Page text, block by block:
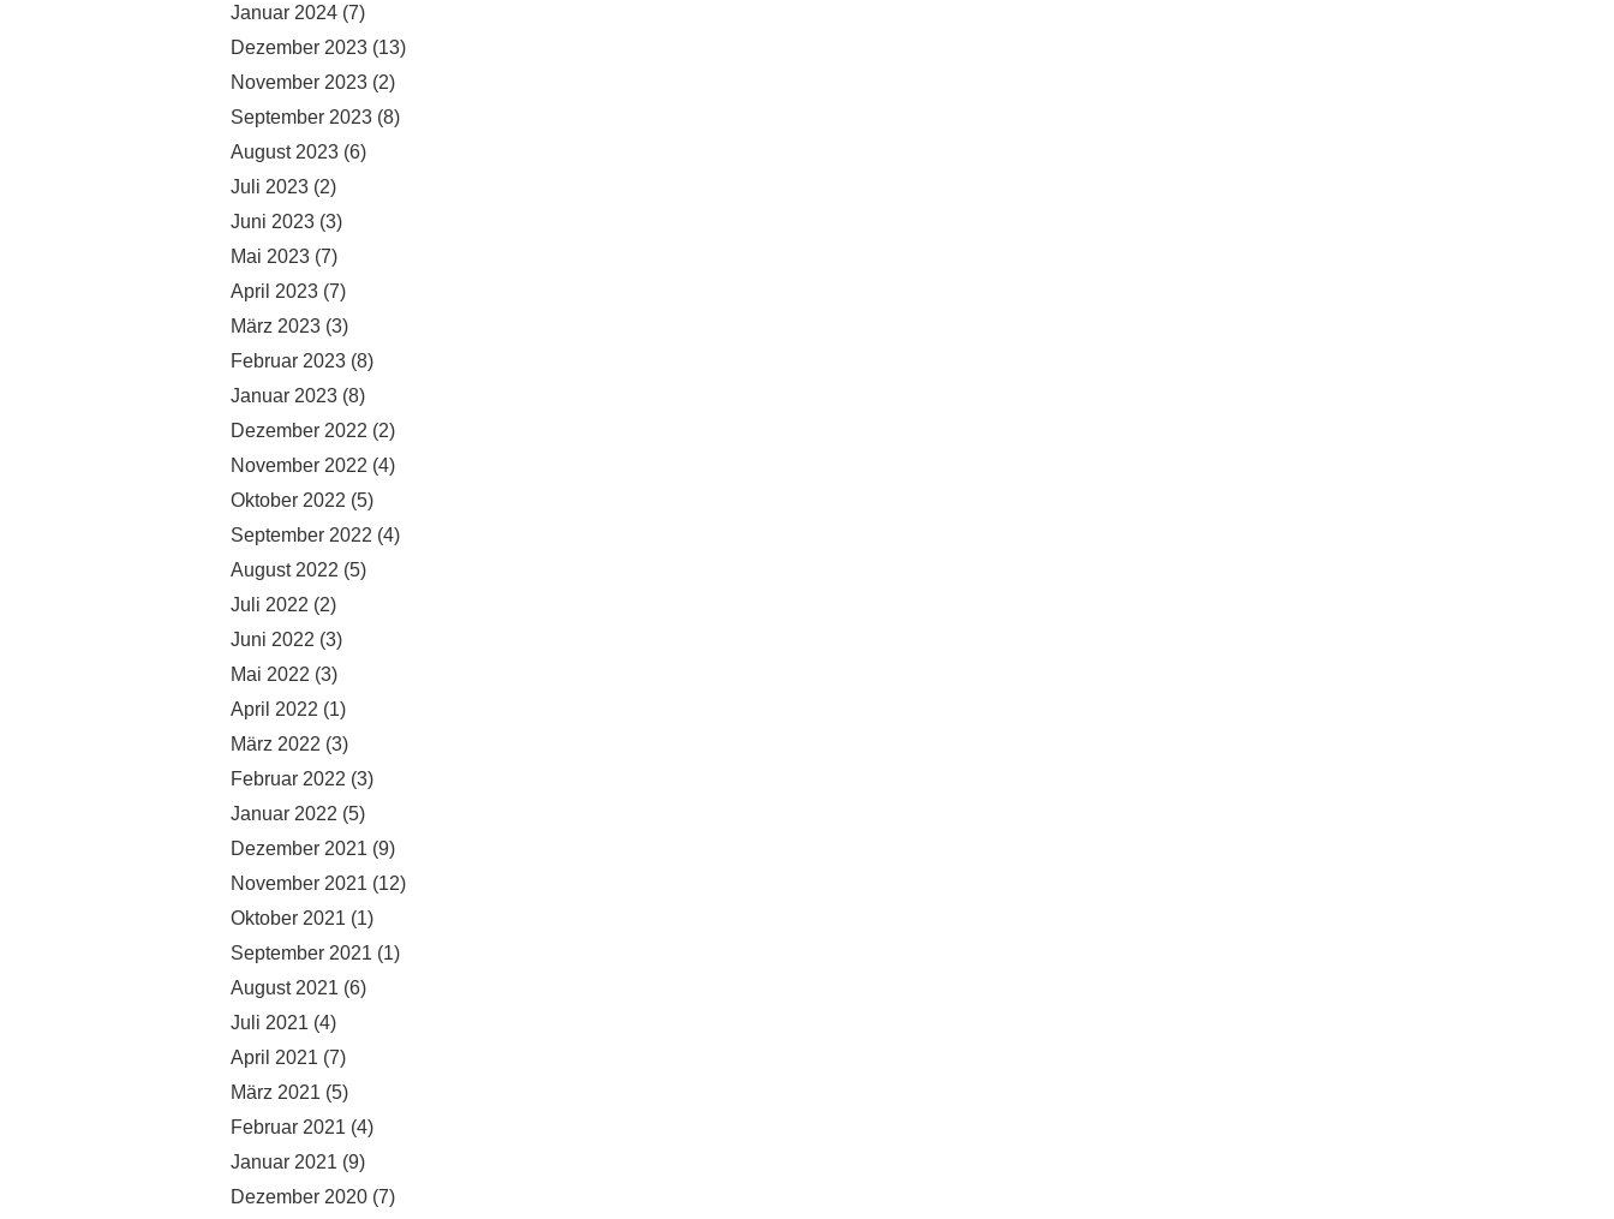
Januar 2024 (7)
Dezember 2023 (13)
November 2023 (2)
September 2023 (8)
August 2023 (6)
Juli 2023 (2)
Juni 2023 (3)
Mai 2023 (7)
April 2023 (7)
März 2023 (3)
Februar 2023 (8)
Januar 2023 (8)
Dezember 2022 (2)
November 2022 (4)
Oktober 2022 (5)
September 2022 (4)
August 2022 (5)
Juli 2022 (2)
Juni 2022 (3)
Mai 2022 (3)
April 2022 (1)
März 2022 (3)
Februar 2022 (3)
Januar 2022 (5)
Dezember 2021 (9)
November 2021 (12)
Oktober 2021 (1)
September 2021 (1)
August 2021 (6)
Juli 2021 (4)
April 2021 (7)
März 2021 (5)
Februar 2021 (4)
Januar 2021 (9)
Dezember 2020 (7)